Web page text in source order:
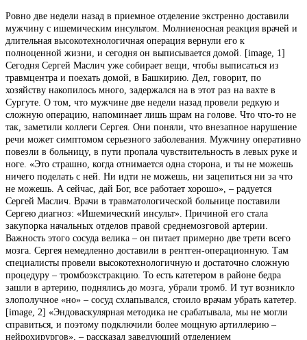
Ровно две недели назад в приемное отделение экстренно доставили
мужчину с ишемическим инсультом. Молниеносная реакция врачей и
длительная высокотехнологичная операция вернули его к
полноценной жизни, и сегодня он выписывается домой. [image, 1]
Сегодня Сергей Маслич уже собирает вещи, чтобы выписаться из
травмцентра и поехать домой, в Башкирию. Дел, говорит, по
хозяйству накопилось много, задержался на в этот раз на вахте в
Сургуте. О том, что мужчине две недели назад провели редкую и
сложную операцию, напоминает лишь шрам на голове. Что что-то не
так, заметили коллеги Сергея. Они поняли, что внезапное нарушение
речи может симптомом серьезного заболевания. Мужчину оперативно
повезли в больницу, в пути пропала чувствительность в левых руке и
ноге. «Это страшно, когда отнимается одна сторона, и ты не можешь
ничего поделать с ней. Ни идти не можешь, ни зацепиться ни за что
не можешь. А сейчас, дай Бог, все работает хорошо», – радуется
Сергей Маслич. Врачи в травматологической больнице поставили
Сергею диагноз: «Ишемический инсульт». Причиной его стала
закупорка начальных отделов правой среднемозговой артерии.
Важность этого сосуда велика – он питает примерно две трети всего
мозга. Сергея немедленно доставили в рентген-операционную. Там
специалисты провели высокотехнологичную и достаточно сложную
процедуру – тромбоэкстракцию. То есть катетером в районе бедра
зашли в артерию, поднялись до мозга, убрали тромб. И тут возникло
злополучное «но» – сосуд схлапывался, стоило врачам убрать катетер.
[image, 2] «Эндоваскулярная методика не срабатывала, мы не могли
справиться, и поэтому подключили более мощную артиллерию –
нейрохирургов», – рассказал заведующий отделением